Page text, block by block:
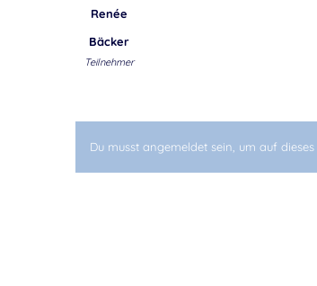
Renée
Bäcker
Teilnehmer
Du musst angemeldet sein, um auf